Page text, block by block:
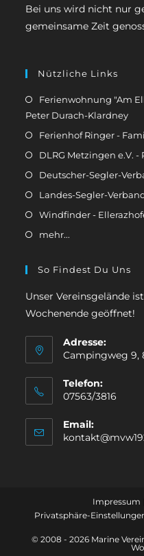
Bei uns wird nicht nur
gemeinsame Zeit
Nützliche Links
Ferienwohnung "Am
Peter Durach-Klardney
Ferienhof Ringer -
DLRG Metzingen e.V. -
Deutscher-Segler-
Landes-Segler-
Windfinder -
mehr...
So Findest Du Uns
Unser Vereinsgelände
Wochenende geöffnet!
Adresse:
Campingweg 9,
Telefon:
07563/3816
Email:
Impressum
Privatsphäre-
© 2008 - 2026 Marine